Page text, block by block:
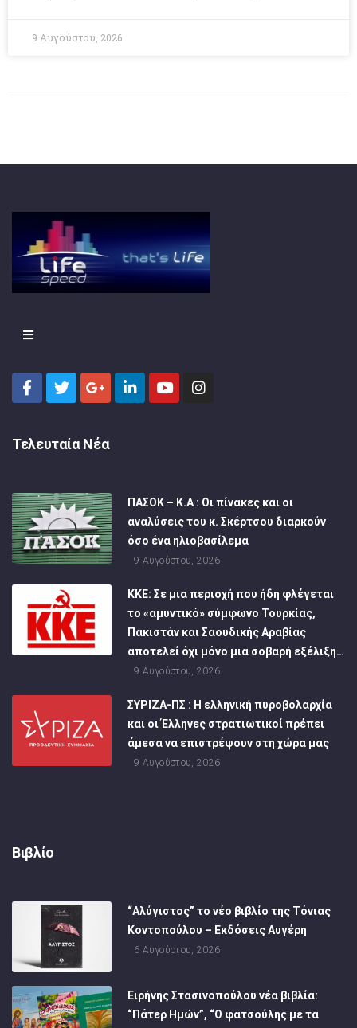
9 Αυγούστου, 2026
Τελευταία Νέα
ΠΑΣΟΚ – Κ.Α : Οι πίνακες και οι
αναλύσεις του κ. Σκέρτσου διαρκούν
όσο ένα ηλιοβασίλεμα
9 Αυγούστου, 2026
ΚΚΕ: Σε μια περιοχή που ήδη φλέγεται
το «αμυντικό» σύμφωνο Τουρκίας,
Πακιστάν και Σαουδικής Αραβίας
αποτελεί όχι μόνο μια σοβαρή εξέλιξη…
9 Αυγούστου, 2026
ΣΥΡΙΖΑ-ΠΣ : Η ελληνική πυροβολαρχία
και οι Έλληνες στρατιωτικοί πρέπει
άμεσα να επιστρέψουν στη χώρα μας
9 Αυγούστου, 2026
Βιβλίο
“Αλύγιστος” το νέο βιβλίο της Τόνιας
Κοντοπούλου – Εκδόσεις Αυγέρη
6 Αυγούστου, 2026
Ειρήνης Στασινοπούλου νέα βιβλία:
“Πάτερ Ημών”, “Ο φατσούλης με τα